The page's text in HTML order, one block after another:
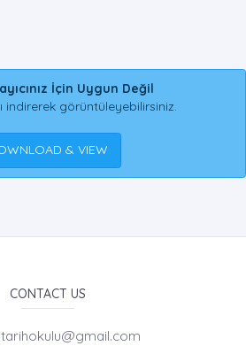
İçin Uygun Değil
indirerek görüntüleyebilirsiniz.
& VIEW
CONTACT US